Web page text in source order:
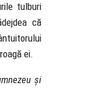
tulburi
că
ei.
și